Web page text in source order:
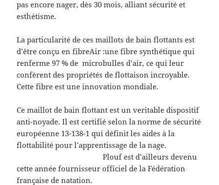
pas encore nager, dès 30 mois, alliant sécurité et
esthétisme.
La particularité de ces maillots de bain flottants est
d’être conçu en fibreAir :une fibre synthétique qui
renferme 97 % de microbulles d’air, ce qui leur
confèrent des propriétés de flottaison incroyable.
Cette fibre est une innovation mondiale.
Ce maillot de bain flottant est un veritable dispositif
anti-noyade. Il est certifié selon la norme de sécurité
européenne 13-138-1 qui définit les aides à la
flottabilité pour l’apprentissage de la nage.
Plouf est d’ailleurs devenu
cette année fournisseur officiel de la Fédération
française de natation.